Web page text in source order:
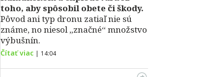
toho, aby spôsobil obete či škody.
Pôvod ani typ dronu zatiaľ nie sú
známe, no niesol „značné“ množstvo
výbušnín.
Čítať viac | 14:04